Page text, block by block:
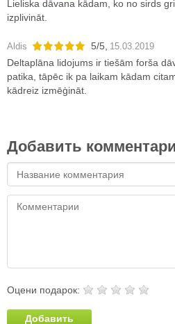
Lieliska dāvana kādam, ko no sirds
izplivināt.
Aldis 5/5, 15.03.2019
Deltaplāna lidojums ir tiešām forša
patika, tāpēc ik pa laikam kādam
kādreiz izmēģināt.
Добавить
Оцени подарок:
Добавить